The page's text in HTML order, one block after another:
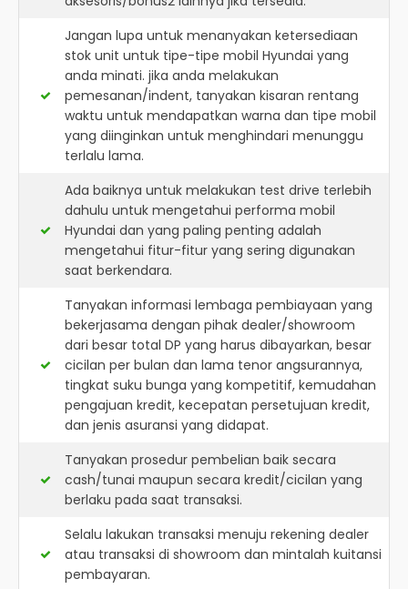
Jangan lupa untuk menanyakan ketersediaan
stok unit untuk tipe-tipe mobil Hyundai yang
anda minati. jika anda melakukan
pemesanan/indent, tanyakan kisaran rentang
waktu untuk mendapatkan warna dan tipe mobil
yang diinginkan untuk menghindari menunggu
terlalu lama.
Ada baiknya untuk melakukan test drive terlebih
dahulu untuk mengetahui performa mobil
Hyundai dan yang paling penting adalah
mengetahui fitur-fitur yang sering digunakan
saat berkendara.
Tanyakan informasi lembaga pembiayaan yang
bekerjasama dengan pihak dealer/showroom
dari besar total DP yang harus dibayarkan, besar
cicilan per bulan dan lama tenor angsurannya,
tingkat suku bunga yang kompetitif, kemudahan
pengajuan kredit, kecepatan persetujuan kredit,
dan jenis asuransi yang didapat.
Tanyakan prosedur pembelian baik secara
cash/tunai maupun secara kredit/cicilan yang
berlaku pada saat transaksi.
Selalu lakukan transaksi menuju rekening dealer
atau transaksi di showroom dan mintalah kuitansi
pembayaran.